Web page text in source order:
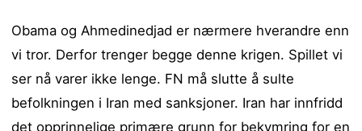
Obama og Ahmedinedjad er nærmere hverandre enn
vi tror. Derfor trenger begge denne krigen. Spillet vi
ser nå varer ikke lenge. FN må slutte å sulte
befolkningen i Iran med sanksjoner. Iran har innfridd
det opprinnelige primære grunn for bekymring for en